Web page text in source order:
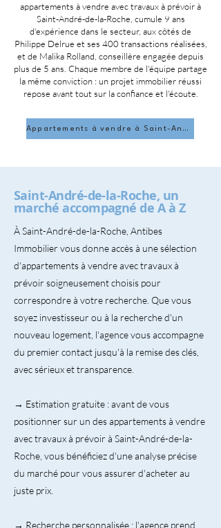
appartements à vendre avec travaux à prévoir à
Saint-André-de-la-Roche, cumule 9 ans
d'expérience dans le secteur, aux côtés de
Philippe Delrue et ses 400 transactions réalisées,
et de Malika Rolland, conseillère engagée depuis
plus de 5 ans. Chaque membre de l'équipe partage
la même conviction : un projet immobilier réussi
repose avant tout sur la confiance et l'écoute.
Appartements à vendre à Saint-André-de-la-Roche
Saint-André-de-la-Roche, un
marché accompagné de A à Z
À Saint-André-de-la-Roche, Antibes
Immobilier vous donne accès à une sélection
d'appartements à vendre avec travaux à
prévoir soigneusement choisis pour
correspondre à votre recherche. Que vous
soyez investisseur ou à la recherche d'un
nouveau logement, l'agence vous accompagne
du premier contact jusqu'à la remise des clés,
avec sérieux et transparence.
→ Estimation gratuite : avant de vous
positionner sur un des appartements à vendre
avec travaux à prévoir à Saint-André-de-la-
Roche, vous bénéficiez d'une analyse précise
du marché pour vous assurer d'acheter au
juste prix.
→ Recherche personnalisée : l'agence prend